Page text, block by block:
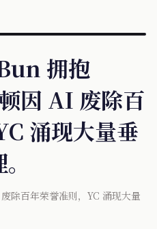
拥抱
因 AI 废除百
涌现大量垂
除百年荣誉准则，YC 涌现大量